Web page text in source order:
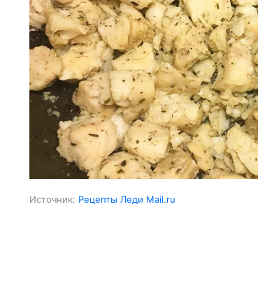
Источник: Рецепты Леди Mail.ru